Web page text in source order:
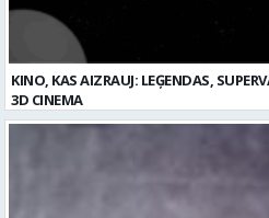
KINO, KAS AIZRAUJ: LEĢENDAS,
3D CINEMA